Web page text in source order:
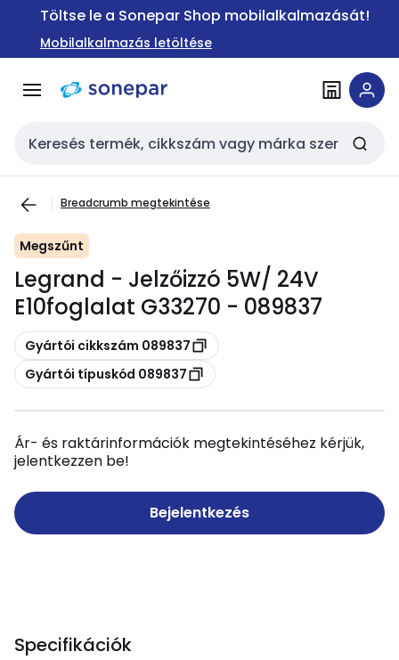
Ugrás a
Ugrás a
tartalomra
Töltse le a Sonepar Shop mobilalkalmazását!
Mobilalkalmazás letöltése
Keresési bemenet
Breadcrumb megtekintése
Megszűnt
Legrand - Jelzőizzó 5W/ 24V
E10foglalat G33270 - 089837
Másolás
Gyártói cikkszám 089837
Másolás
Gyártói típuskód 089837
Ár- és raktárinformációk megtekintéséhez kérjük,
jelentkezzen be!
Bejelentkezés
Specifikációk